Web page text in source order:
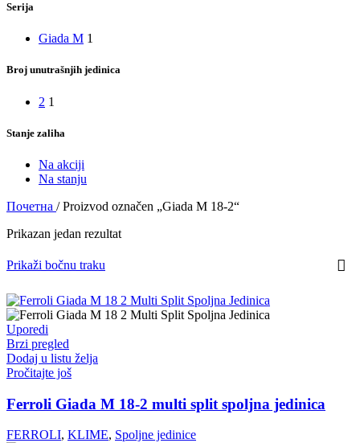
Serija
Giada M 1
Broj unutrašnjih jedinica
2 1
Stanje zaliha
Na akciji
Na stanju
Почетна / Proizvod označen „Giada M 18-2“
Prikazan jedan rezultat
Prikaži bočnu traku
Uporedi
Brzi pregled
Dodaj u listu želja
Pročitajte još
Ferroli Giada M 18-2 multi split spoljna jedinica
FERROLI, KLIME, Spoljne jedinice